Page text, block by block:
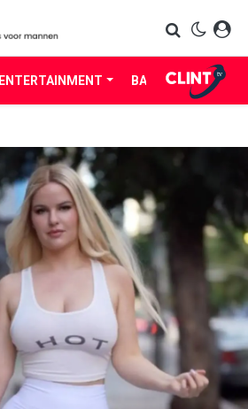
ENTERTAINMENT BABES LIFE